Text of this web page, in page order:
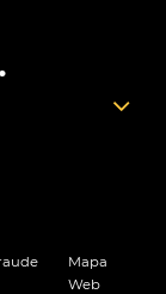
Mapa
Web